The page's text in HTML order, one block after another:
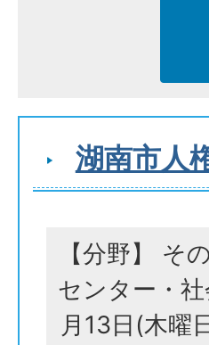
湖南市人
【分野】 そ
センター・
月13日(木曜